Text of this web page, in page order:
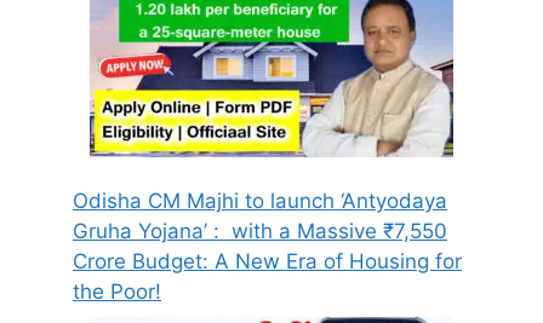
Odisha CM Majhi to launch ‘Antyodaya
Gruha Yojana’ : with a Massive ₹7,550
Crore Budget: A New Era of Housing for
the Poor!